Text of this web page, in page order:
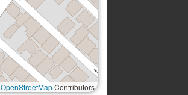
OpenStreetMapContributors